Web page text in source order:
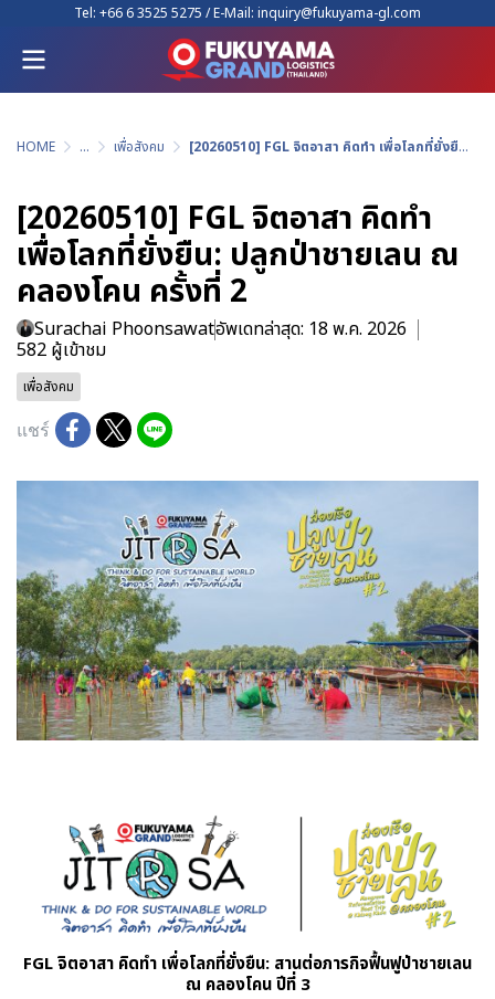
Tel: +66 6 3525 5275 / E-Mail: inquiry@fukuyama-gl.com
HOME ... เพื่อสังคม [20260510] FGL จิตอาสา คิดทำ เพื่อโลกที่ยั่งยืน: ปลูกป่าชายเลน ณ คลองโคน ครั้งที่ 2
[20260510] FGL จิตอาสา คิดทำ
เพื่อโลกที่ยั่งยืน: ปลูกป่าชายเลน ณ
คลองโคน ครั้งที่ 2
Surachai Phoonsawatอัพเดทล่าสุด: 18 พ.ค. 2026
582 ผู้เข้าชม
เพื่อสังคม
แชร์
FGL จิตอาสา คิดทำ เพื่อโลกที่ยั่งยืน: สานต่อภารกิจฟื้นฟูป่าชายเลน
ณ คลองโคน ปีที่ 3